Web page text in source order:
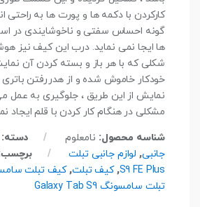
کارکردن با دکمه ها و پورت ها به راحتی
گونه احساس سفتی و ناخوشایندی در
ها ایجا نمی نماید. درب این کیف نیز
شکلی که با هر باز و بسته کردن آن
خودکار خاموش شده و از هدررفتن
نمایش از این طریق ، جلوگیری به عمل
مشکلی در هنگام کار کردن با قلم ایجاد
شناسه محصول: نامعلوم
جانبی, لوازم جانبی تبلت
S9 FE Plus
,کیف تبلت,کیف تبلت
تبلت سامسونگ Galaxy Tab S9